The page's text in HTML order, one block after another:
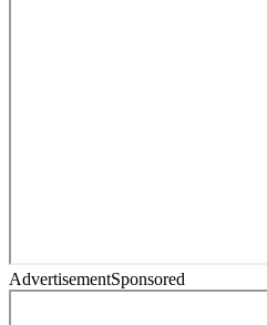
AdvertisementSponsored